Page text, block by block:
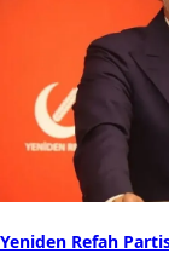
Yeniden Refah